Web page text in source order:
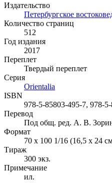
Издательство
Петербургское
Количество страниц
512
Год издания
2017
Переплет
Твердый переплет
Серия
Orientalia
ISBN
978-5-85803-495-7, 978-
Перевод
Под общ. ред. А. В.
Формат
70 x 100 1/16 (16,5 x 24
Тираж
300 экз.
Примечание
ил.